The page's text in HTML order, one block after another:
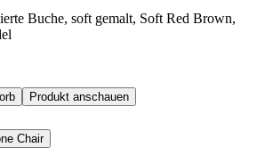
Buche, soft gemalt, Soft Red Brown,
Produkt anschauen
Chair